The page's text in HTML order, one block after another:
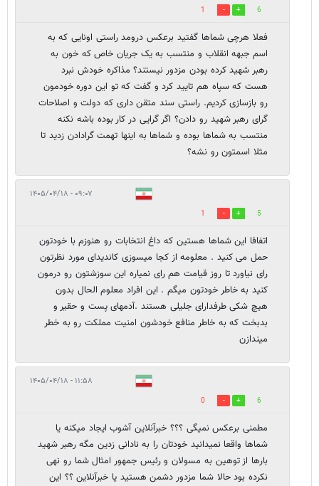
6
1
فعلا هرچی شماها گفتید برعکس درومد راستی اونایی که به
اسم جبهه انقلاب و منتسب به یک جریان خاص که خون به
رهبر شهید کرده بودن مزدور نیستند؟ مذاکره خودش نبرد
هست که سپاه هم تایید کرد و گفت که تو این دوره خودمون
رو بازسازی کردیم. راستی سند متقن داری که دولت و اصلاحات
گرای رهبر شهید رو دادن؟ اگر گرایی در کار بوده باشه نکنه
منتسب به شماها بوده و شماها به اینها تهمت گرادادن زدید تا
مثلا اسمتون رو نشه؟
۰۹:۰۷ - ۱۴۰۵/۰۴/۱۸
5
1
اتفافا این شماها هستین که داغ انتخابات رو هنوزم با خودتون
حمل می کنید . معلومه از کجا میسوزی کاندیدای مورد نظرتون
رای نیاورد تا روز قیامت هم رای نمیاره این سوزشتون رو درمون
کنید به خاطر خودتون میگم . این افراد معلوم الحال بدون
هیچ شکی طرفدارای جلیلی هستند .آدمهای پست و حقیر و
بدبخت که به خاطر منافع خودشون امنیت مملکت رو به خطر
میندازن
۱۱:۵۸ - ۱۴۰۵/۰۴/۱۸
6
0
مطمنی برعکس نمیگی ؟؟؟ خبرآنلاین آشوب ایجاد میکنه یا
شماها واقعا نمیدانید خودتان را به نادانی زدین مگه رهبر شهید
بارها از توهین به مسولان و رئیس جمهور امثال شما رو نهی
نکرده بود حالا شما مزدور دشمن هستید یا خبرآنلاین ؟؟ این